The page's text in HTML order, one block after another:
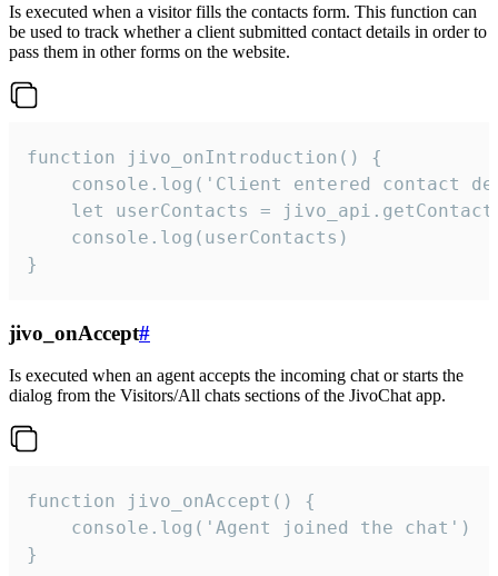
Is executed when a visitor fills the contacts form. This function can
be used to track whether a client submitted contact details in order to
pass them in other forms on the website.
function jivo_onIntroduction() {
console.log('Client entered contact
let userContacts =
    console.log(userContacts)
}
jivo_onAccept#
Is executed when an agent accepts the incoming chat or starts the
dialog from the Visitors/All chats sections of the JivoChat app.
function jivo_onAccept() {
}